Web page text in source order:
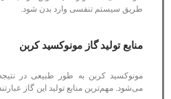
طریق سیستم تنفسی وارد بدن شود.
منابع تولید گاز مونوکسید کربن
مونوکسید کربن به طور طبیعی در
می‌شود. مهم‌ترین منابع تولید این گاز